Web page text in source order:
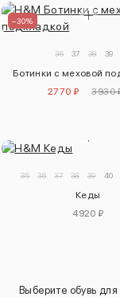
–30%
36 37 38 39
Ботинки с меховой
2770 ₽
3930
35 36 37 38 39 40
Кеды
4920 ₽
Выберите обувь